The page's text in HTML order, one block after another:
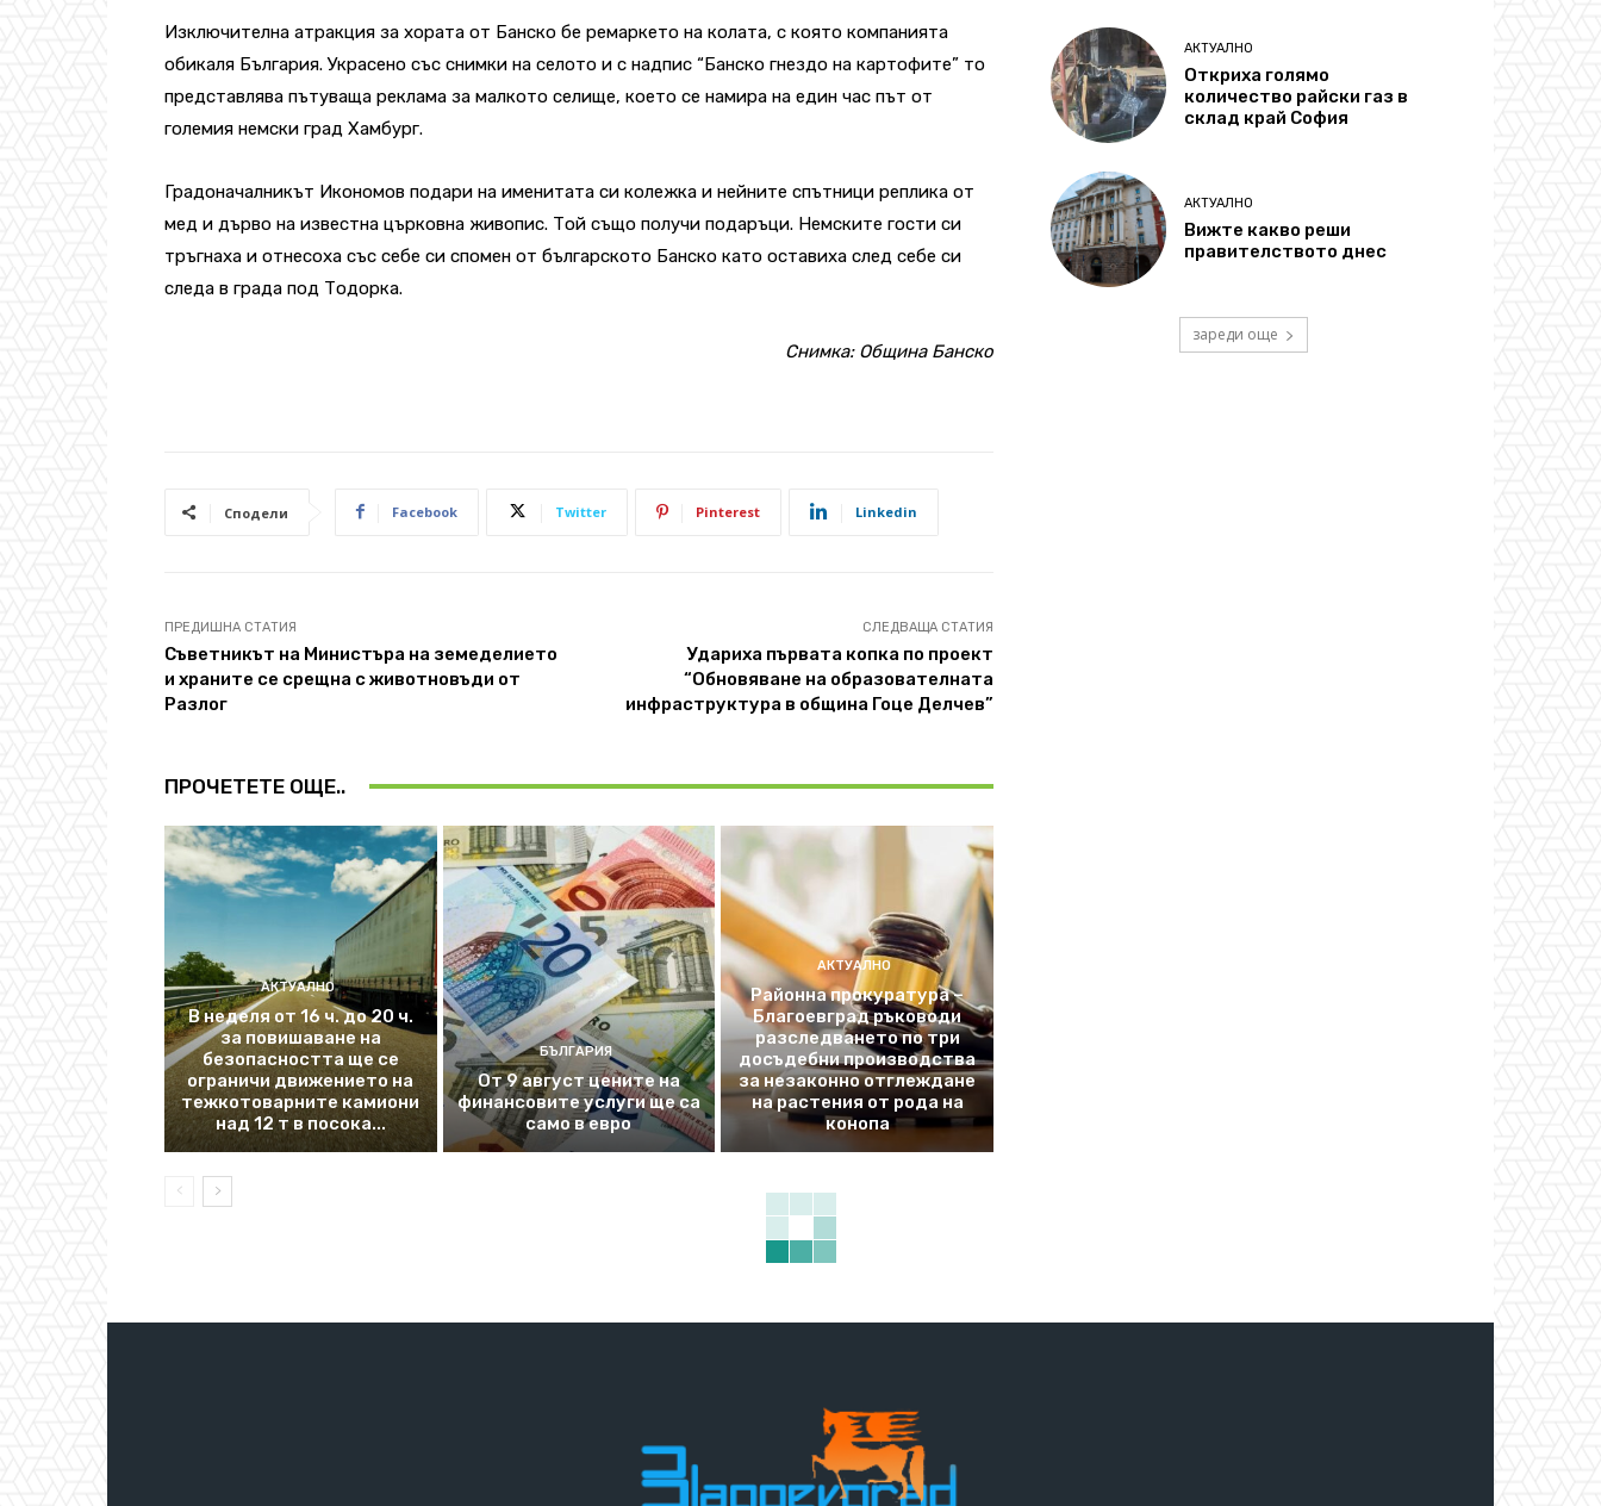
Изключителна атракция за хората от Банско бе ремаркето на колата, с която компанията
обикаля България. Украсено със снимки на селото и с надпис “Банско гнездо на картофите” то
представлява пътуваща реклама за малкото селище, което се намира на един час път от
големия немски град Хамбург.
Градоначалникът Икономов подари на именитата си колежка и нейните спътници реплика от
мед и дърво на известна църковна живопис. Той също получи подаръци. Немските гости си
тръгнаха и отнесоха със себе си спомен от българското Банско като оставиха след себе си
следа в града под Тодорка.
Снимка: Община Банско
Сподели Facebook Twitter Pinterest Linkedin
ПРЕДИШНА СТАТИЯ
Съветникът на Министъра на земеделието
и храните се срещна с животновъди от
Разлог
СЛЕДВАЩА СТАТИЯ
Удариха първата копка по проект
“Обновяване на образователната
инфраструктура в община Гоце Делчев”
ПРОЧЕТЕТЕ ОЩЕ..
АКТУАЛНО
В неделя от 16 ч. до 20 ч.
за повишаване на
безопасността ще се
ограничи движението на
тежкотоварните камиони
над 12 т в посока...
БЪЛГАРИЯ
От 9 август цените на
финансовите услуги ще са
само в евро
АКТУАЛНО
Районна прокуратура –
Благоевград ръководи
разследването по три
досъдебни производства
за незаконно отглеждане
на растения от рода на
конопа
АКТУАЛНО
Откриха голямо
количество райски газ в
склад край София
АКТУАЛНО
Вижте какво реши
правителството днес
зареди още